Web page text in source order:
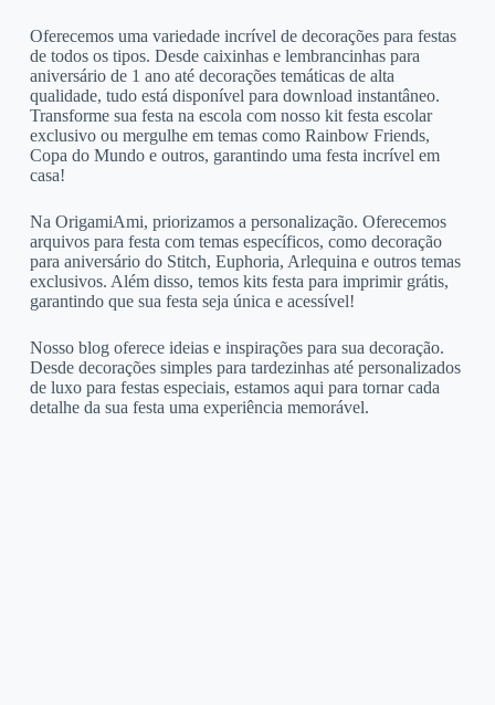
Oferecemos uma variedade incrível de decorações para festas
de todos os tipos. Desde caixinhas e lembrancinhas para
aniversário de 1 ano até decorações temáticas de alta
qualidade, tudo está disponível para download instantâneo.
Transforme sua festa na escola com nosso kit festa escolar
exclusivo ou mergulhe em temas como Rainbow Friends,
Copa do Mundo e outros, garantindo uma festa incrível em
casa!
Na OrigamiAmi, priorizamos a personalização. Oferecemos
arquivos para festa com temas específicos, como decoração
para aniversário do Stitch, Euphoria, Arlequina e outros temas
exclusivos. Além disso, temos kits festa para imprimir grátis,
garantindo que sua festa seja única e acessível!
Nosso blog oferece ideias e inspirações para sua decoração.
Desde decorações simples para tardezinhas até personalizados
de luxo para festas especiais, estamos aqui para tornar cada
detalhe da sua festa uma experiência memorável.